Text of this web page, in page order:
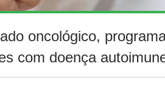
oncológico,
com doença